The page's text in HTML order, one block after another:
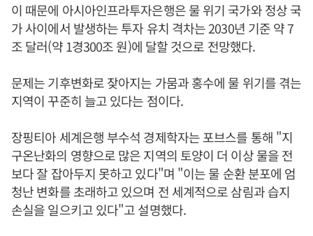
이 때문에 아시아인프라투자은행은 물 위기 국가와 정상 국
가 사이에서 발생하는 투자 유치 격차는 2030년 기준 약 7
조 달러(약 1경300조 원)에 달할 것으로 전망했다.
문제는 기후변화로 잦아지는 가뭄과 홍수에 물 위기를 겪는
지역이 꾸준히 늘고 있다는 점이다.
장핑티아 세계은행 부수석 경제학자는 포브스를 통해 "지
구온난화의 영향으로 많은 지역의 토양이 더 이상 물을 전
보다 잘 잡아두지 못하고 있다"며 "이는 물 순환 분포에 엄
청난 변화를 초래하고 있으며 전 세계적으로 삼림과 습지
손실을 일으키고 있다"고 설명했다.